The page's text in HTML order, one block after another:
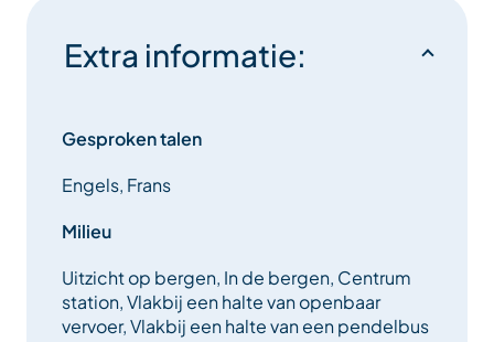
Extra informatie:
Gesproken talen
Engels, Frans
Milieu
Uitzicht op bergen, In de bergen, Centrum
station, Vlakbij een halte van openbaar
vervoer, Vlakbij een halte van een pendelbus